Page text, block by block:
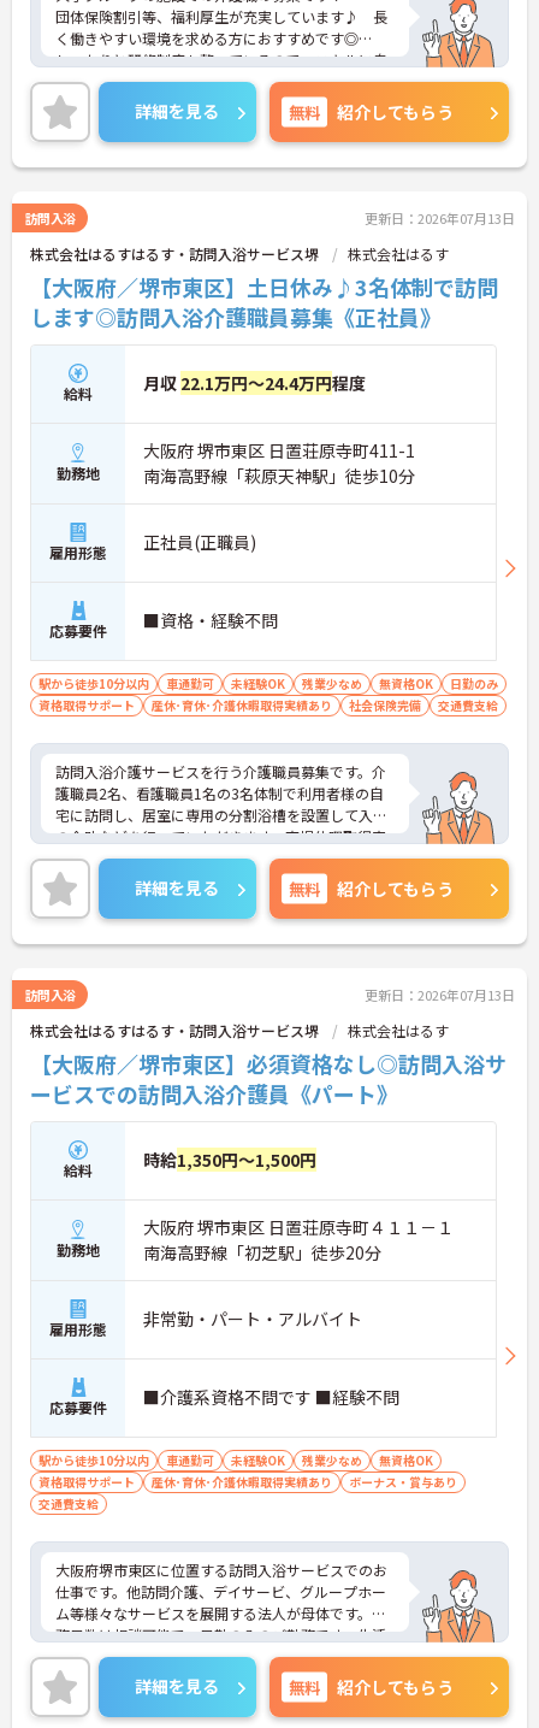
団体保険割引等、福利厚生が充実しています♪ 長
く働きやすい環境を求める方におすすめです◎
しっかりと研修制度も整っているので、スキルに自
信がない方でもご安心ください☆
ご興味のある方には、面接対策ポイントなど、さら
に詳細をお話しいたしますのでお気軽にご相談くだ
さい！
詳細を見る 無料 紹介してもらう
訪問入浴 更新日：2026年07月13日
株式会社はるすはるす・訪問入浴サービス堺 株式会社はるす
【大阪府／堺市東区】土日休み♪3名体制で訪問
します◎訪問入浴介護職員募集《正社員》
給料 月収 22.1万円～24.4万円程度
勤務地
大阪府 堺市東区 日置荘原寺町411-1
南海高野線「萩原天神駅」徒歩10分
雇用形態 正社員(正職員)
応募要件 ■資格・経験不問
駅から徒歩10分以内 車通勤可 未経験OK 残業少なめ 無資格OK
日勤のみ
資格取得サポート
産休･育休･介護休暇取得実績あり 社会保険完備 交通費支給
訪問入浴介護サービスを行う介護職員募集です。介
護職員2名、看護職員1名の3名体制で利用者様の自
宅に訪問し、居室に専用の分割浴槽を設置して入浴
の介助などを行っていただきます。育児休暇取得実
績があるため長期的にお仕事を続けたい方におすす
めです。また、土日が固定で基本的にはお休みのた
めプライベートの時間も確保しやすいです。ご興味
のある方には面接のポイントをお伝えしますので、
お気軽にお問い合わせください。
詳細を見る 無料 紹介してもらう
訪問入浴 更新日：2026年07月13日
株式会社はるすはるす・訪問入浴サービス堺 株式会社はるす
【大阪府／堺市東区】必須資格なし◎訪問入浴サ
ービスでの訪問入浴介護員《パート》
給料 時給1,350円～1,500円
勤務地
大阪府 堺市東区 日置荘原寺町４１１－１
南海高野線「初芝駅」徒歩20分
雇用形態 非常勤・パート・アルバイト
応募要件 ■介護系資格不問です ■経験不問
駅から徒歩10分以内 車通勤可 未経験OK 残業少なめ
無資格OK
資格取得サポート
産休･育休･介護休暇取得実績あり
ボーナス・賞与あり
交通費支給
大阪府堺市東区に位置する訪問入浴サービスでのお
仕事です。他訪問介護、デイサービ、グループホー
ム等様々なサービスを展開する法人が母体です。勤
務日数は相談可能で、日勤のみのご勤務です。生活
リズムを整えやすく無理なくご勤務いただけます♪
ご興味のある方には、面接対策ポイントなど、さら
に詳細をお話しいたしますのでお気軽にご相談くだ
さい！
詳細を見る 無料 紹介してもらう